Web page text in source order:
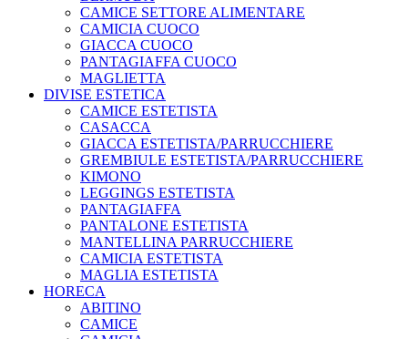
CAMICE SETTORE ALIMENTARE
CAMICIA CUOCO
GIACCA CUOCO
PANTAGIAFFA CUOCO
MAGLIETTA
DIVISE ESTETICA
CAMICE ESTETISTA
CASACCA
GIACCA ESTETISTA/PARRUCCHIERE
GREMBIULE ESTETISTA/PARRUCCHIERE
KIMONO
LEGGINGS ESTETISTA
PANTAGIAFFA
PANTALONE ESTETISTA
MANTELLINA PARRUCCHIERE
CAMICIA ESTETISTA
MAGLIA ESTETISTA
HORECA
ABITINO
CAMICE